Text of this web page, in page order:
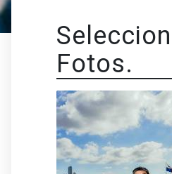
Fotos.